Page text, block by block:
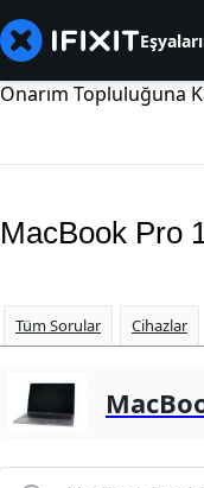
Onarım Topluluğuna
MacBook Pro
Tüm Sorular Cihazlar